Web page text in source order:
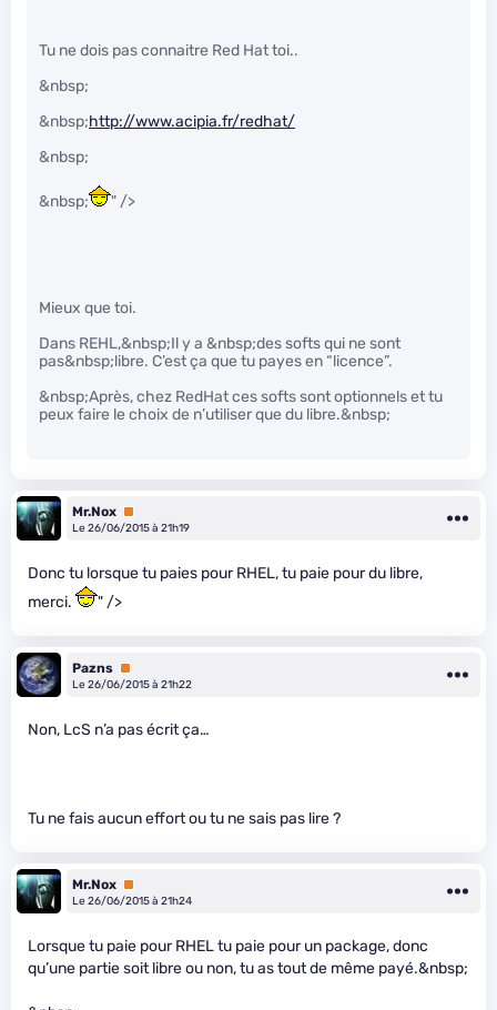
Tu ne dois pas connaitre Red Hat toi..
&nbsp;
&nbsp;http://www.acipia.fr/redhat/
&nbsp;
&nbsp; " />
Mieux que toi.
Dans REHL,&nbsp;Il y a &nbsp;des softs qui ne sont
pas&nbsp;libre. C’est ça que tu payes en “licence”.
&nbsp;Après, chez RedHat ces softs sont optionnels et tu
peux faire le choix de n’utiliser que du libre.&nbsp;
Mr.Nox Premium
Le 26/06/2015 à 21h19
Donc tu lorsque tu paies pour RHEL, tu paie pour du libre,
merci.
" />
Pazns Premium
Le 26/06/2015 à 21h22
Non, LcS n’a pas écrit ça…
Tu ne fais aucun effort ou tu ne sais pas lire ?
Mr.Nox Premium
Le 26/06/2015 à 21h24
Lorsque tu paie pour RHEL tu paie pour un package, donc
qu’une partie soit libre ou non, tu as tout de même payé.&nbsp;